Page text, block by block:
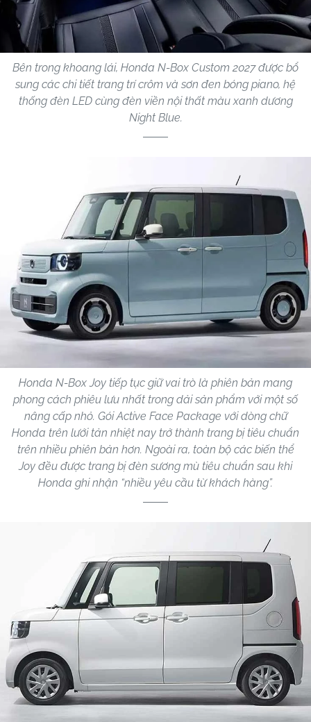
Bên trong khoang lái, Honda N-Box Custom 2027 được bổ
sung các chi tiết trang trí crôm và sơn đen bóng piano, hệ
thống đèn LED cùng đèn viền nội thất màu xanh dương
Night Blue.
Honda N-Box Joy tiếp tục giữ vai trò là phiên bản mang
phong cách phiêu lưu nhất trong dải sản phẩm với một số
nâng cấp nhỏ. Gói Active Face Package với dòng chữ
Honda trên lưới tản nhiệt nay trở thành trang bị tiêu chuẩn
trên nhiều phiên bản hơn. Ngoài ra, toàn bộ các biến thể
Joy đều được trang bị đèn sương mù tiêu chuẩn sau khi
Honda ghi nhận “nhiều yêu cầu từ khách hàng”.